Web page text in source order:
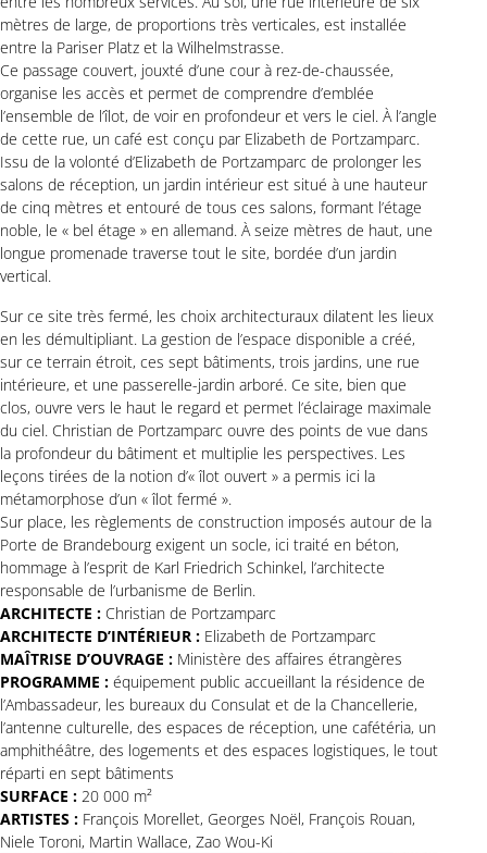
mètres de large, de proportions très verticales, est installée
entre la Pariser Platz et la Wilhelmstrasse.
Ce passage couvert, jouxté d’une cour à rez-de-chaussée,
organise les accès et permet de comprendre d’emblée
l’ensemble de l’îlot, de voir en profondeur et vers le ciel. À l’angle
de cette rue, un café est conçu par Elizabeth de Portzamparc.
Issu de la volonté d’Elizabeth de Portzamparc de prolonger les
salons de réception, un jardin intérieur est situé à une hauteur
de cinq mètres et entouré de tous ces salons, formant l’étage
noble, le « bel étage » en allemand. À seize mètres de haut, une
longue promenade traverse tout le site, bordée d’un jardin
vertical.
Sur ce site très fermé, les choix architecturaux dilatent les lieux
en les démultipliant. La gestion de l’espace disponible a créé,
sur ce terrain étroit, ces sept bâtiments, trois jardins, une rue
intérieure, et une passerelle-jardin arboré. Ce site, bien que
clos, ouvre vers le haut le regard et permet l’éclairage maximale
du ciel. Christian de Portzamparc ouvre des points de vue dans
la profondeur du bâtiment et multiplie les perspectives. Les
leçons tirées de la notion d’« îlot ouvert » a permis ici la
métamorphose d’un « îlot fermé ».
Sur place, les règlements de construction imposés autour de la
Porte de Brandebourg exigent un socle, ici traité en béton,
hommage à l’esprit de Karl Friedrich Schinkel, l’architecte
responsable de l’urbanisme de Berlin.
ARCHITECTE : Christian de Portzamparc
ARCHITECTE D’INTÉRIEUR : Elizabeth de Portzamparc
MAÎTRISE D’OUVRAGE : Ministère des affaires étrangères
PROGRAMME : équipement public accueillant la résidence de
l’Ambassadeur, les bureaux du Consulat et de la Chancellerie,
l’antenne culturelle, des espaces de réception, une cafétéria, un
amphithéâtre, des logements et des espaces logistiques, le tout
réparti en sept bâtiments
SURFACE : 20 000 m²
ARTISTES : François Morellet, Georges Noël, François Rouan,
Niele Toroni, Martin Wallace, Zao Wou-Ki